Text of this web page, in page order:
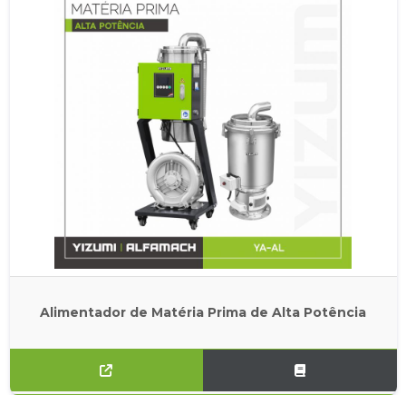
Alimentador de Matéria Prima de Alta Potência